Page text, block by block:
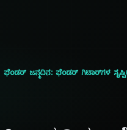
ಜನ್ಮದಿನ: ಫೆಂಡರ್ ಗಿಟಾರ್‌ಗಳ